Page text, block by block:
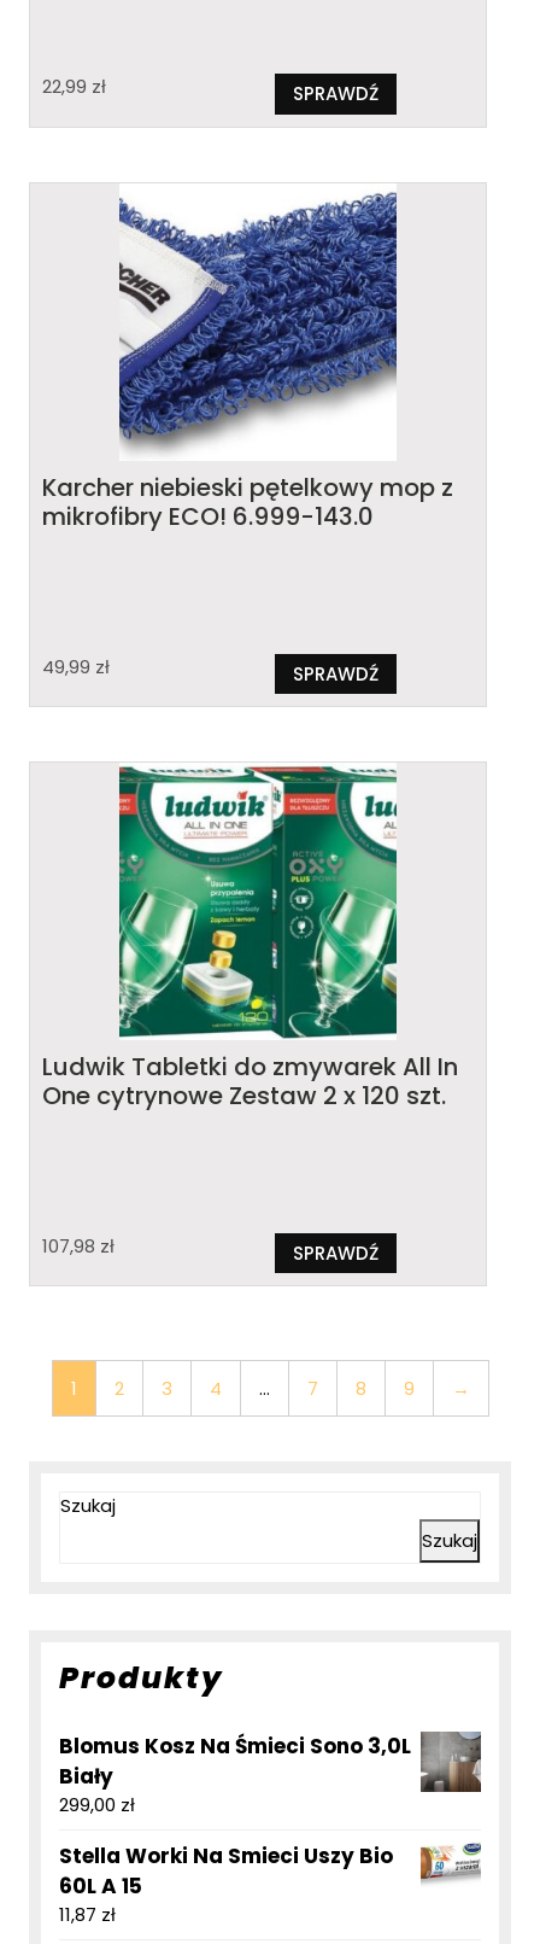
22,99 zł SPRAWDŹ
Karcher niebieski pętelkowy mop z
mikrofibry ECO! 6.999-143.0
49,99 zł SPRAWDŹ
Ludwik Tabletki do zmywarek All In
One cytrynowe Zestaw 2 x 120 szt.
107,98 zł SPRAWDŹ
1 2 3 4 … 7 8 9 →
Szukaj
Szukaj
Produkty
Blomus Kosz Na Śmieci Sono 3,0L
Biały
299,00 zł
Stella Worki Na Smieci Uszy Bio
60L A 15
11,87 zł